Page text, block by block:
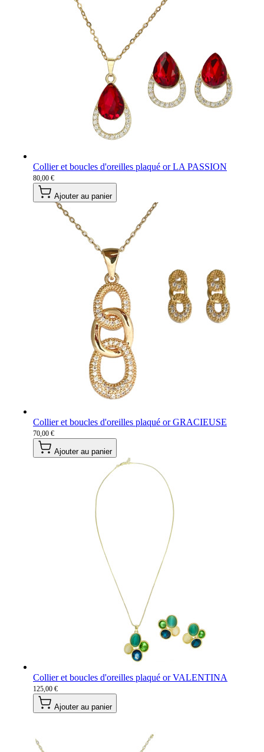
Collier et boucles d'oreilles plaqué or LA PASSION
80,00 €
Ajouter au panier
Collier et boucles d'oreilles plaqué or GRACIEUSE
70,00 €
Ajouter au panier
Collier et boucles d'oreilles plaqué or VALENTINA
125,00 €
Ajouter au panier